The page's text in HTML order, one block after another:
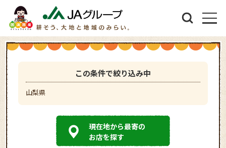
この条件で絞り込み中
山梨県
現在地から最寄の
お店を探す